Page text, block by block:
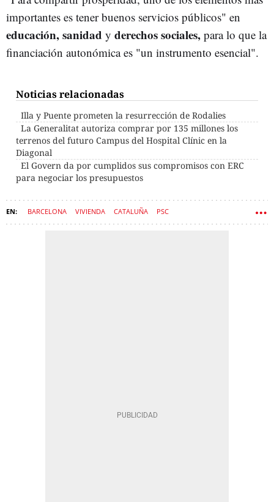
importantes es tener buenos servicios públicos" en
educación, sanidad y derechos sociales, para lo que la
financiación autonómica es "un instrumento esencial".
Noticias relacionadas
Illa y Puente prometen la resurrección de Rodalies
La Generalitat autoriza comprar por 135 millones los
terrenos del futuro Campus del Hospital Clínic en la
Diagonal
El Govern da por cumplidos sus compromisos con ERC
para negociar los presupuestos
BARCELONA VIVIENDA CATALUÑA PSC